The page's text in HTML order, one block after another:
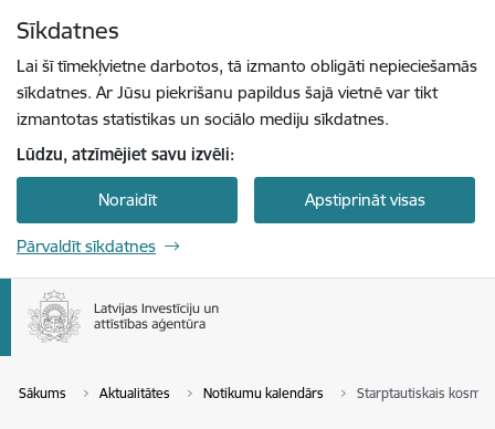
Sīkdatnes
Lai šī tīmekļvietne darbotos, tā izmanto obligāti nepieciešamās
sīkdatnes. Ar Jūsu piekrišanu papildus šajā vietnē var tikt
izmantotas statistikas un sociālo mediju sīkdatnes.
Lūdzu, atzīmējiet savu izvēli:
Noraidīt Apstiprināt visas
Pārvaldīt sīkdatnes
Sākums Aktualitātes Notikumu kalendārs Starptautiskais